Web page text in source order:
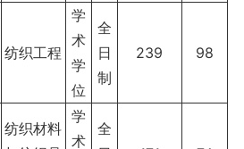
纺织工程
学
术
学
位
全
日
制
239 98
纺织材料
学
术
全